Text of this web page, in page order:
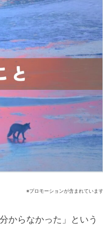
※プロモーションが含まれています
からなかった」という